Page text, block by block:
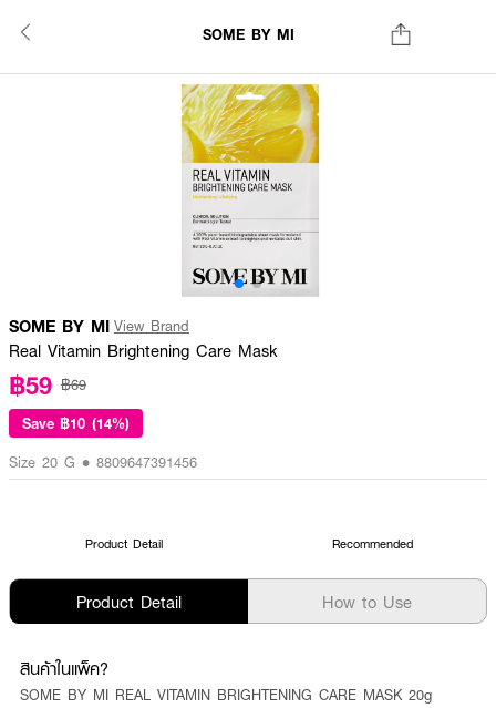
SOME BY MI
SOME BY MI View Brand
Real Vitamin Brightening Care Mask
฿59 ฿69
Save ฿10 (14%)
Size 20 G • 8809647391456
Product Detail Recommended
Product Detail How to Use
สินค้าในแพ็ค?
SOME BY MI REAL VITAMIN BRIGHTENING CARE MASK 20g